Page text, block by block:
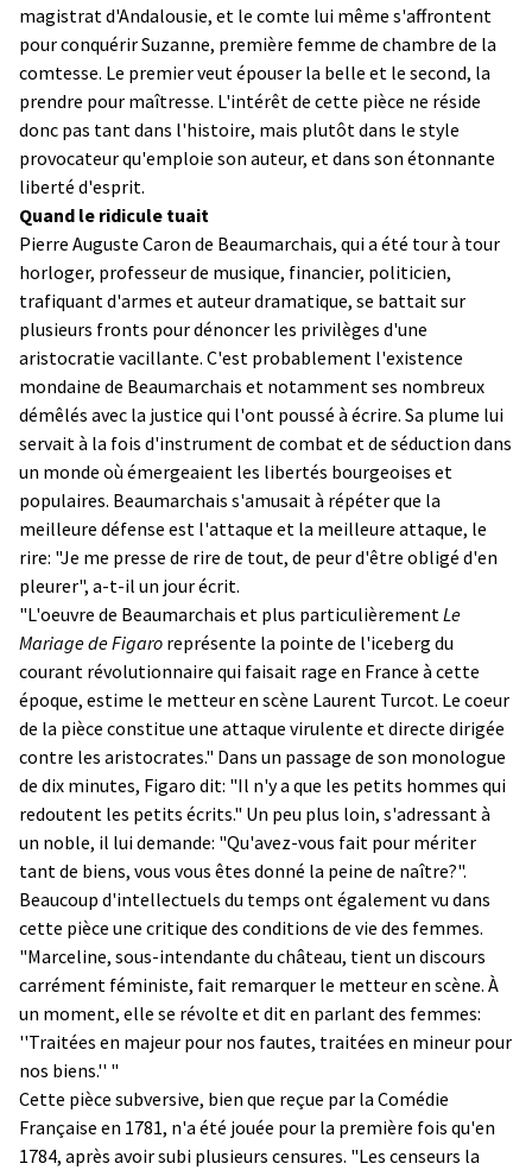
magistrat d'Andalousie, et le comte lui même s'affrontent
pour conquérir Suzanne, première femme de chambre de la
comtesse. Le premier veut épouser la belle et le second, la
prendre pour maîtresse. L'intérêt de cette pièce ne réside
donc pas tant dans l'histoire, mais plutôt dans le style
provocateur qu'emploie son auteur, et dans son étonnante
liberté d'esprit.
Quand le ridicule tuait
Pierre Auguste Caron de Beaumarchais, qui a été tour à tour
horloger, professeur de musique, financier, politicien,
trafiquant d'armes et auteur dramatique, se battait sur
plusieurs fronts pour dénoncer les privilèges d'une
aristocratie vacillante. C'est probablement l'existence
mondaine de Beaumarchais et notamment ses nombreux
démêlés avec la justice qui l'ont poussé à écrire. Sa plume lui
servait à la fois d'instrument de combat et de séduction dans
un monde où émergeaient les libertés bourgeoises et
populaires. Beaumarchais s'amusait à répéter que la
meilleure défense est l'attaque et la meilleure attaque, le
rire: "Je me presse de rire de tout, de peur d'être obligé d'en
pleurer", a-t-il un jour écrit.
"L'oeuvre de Beaumarchais et plus particulièrement Le
Mariage de Figaro représente la pointe de l'iceberg du
courant révolutionnaire qui faisait rage en France à cette
époque, estime le metteur en scène Laurent Turcot. Le coeur
de la pièce constitue une attaque virulente et directe dirigée
contre les aristocrates." Dans un passage de son monologue
de dix minutes, Figaro dit: "Il n'y a que les petits hommes qui
redoutent les petits écrits." Un peu plus loin, s'adressant à
un noble, il lui demande: "Qu'avez-vous fait pour mériter
tant de biens, vous vous êtes donné la peine de naître?".
Beaucoup d'intellectuels du temps ont également vu dans
cette pièce une critique des conditions de vie des femmes.
"Marceline, sous-intendante du château, tient un discours
carrément féministe, fait remarquer le metteur en scène. À
un moment, elle se révolte et dit en parlant des femmes:
''Traitées en majeur pour nos fautes, traitées en mineur pour
nos biens.'' "
Cette pièce subversive, bien que reçue par la Comédie
Française en 1781, n'a été jouée pour la première fois qu'en
1784, après avoir subi plusieurs censures. "Les censeurs la